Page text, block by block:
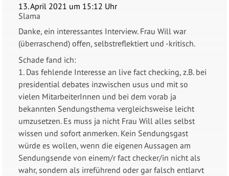
13. April 2021 um 15:12 Uhr
Slama
Danke, ein interessantes Interview. Frau Will war
(überraschend) offen, selbstreflektiert und -kritisch.
Schade fand ich:
1. Das fehlende Interesse an live fact checking, z.B. bei
presidential debates inzwischen usus und mit so
vielen MitarbeiterInnen und bei dem vorab ja
bekannten Sendungsthema vergleichsweise leicht
umzusetzen. Es muss ja nicht Frau Will alles selbst
wissen und sofort anmerken. Kein Sendungsgast
würde es wollen, wenn die eigenen Aussagen am
Sendungsende von einem/r fact checker/in nicht als
wahr, sondern als irreführend oder gar falsch entlarvt